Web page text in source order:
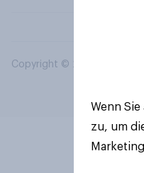
Copyright © 2026 YouGov
Wenn
zu, um